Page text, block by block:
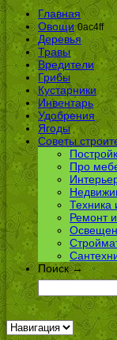
Главная
Овощи 0ac4ff
Деревья
Травы
Вредители
Грибы
Кустарники
Инвентарь
Удобрения
Ягоды
Советы
Про
Техника
Ремонт
Поиск →